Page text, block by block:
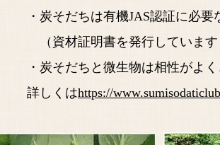
・炭そだちは有機JAS認証に必要
（資材証明書を発行しています
・炭そだちと微生物は相性がよ
​詳しくはhttps://